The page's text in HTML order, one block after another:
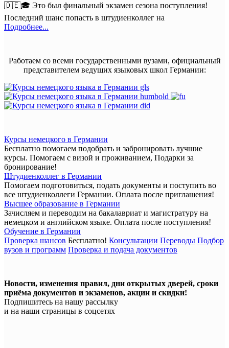
🇩🇪🎓 Это был финальный экзамен сезона поступления!
Последний шанс попасть в штудиенколлег на
Подробнее...
Работаем со всеми государственными вузами, официальный
представителем ведущих языковых школ Германии:
Курсы немецкого в Германии
Бесплатно помогаем подобрать и забронировать лучшие
курсы. Помогаем с визой и проживанием, Подарки за
бронирование!
Штудиенколлег в Германии
Помогаем подготовиться, подать документы и поступить во
все штудиенколлеги Германии. Оплата после приглашения!
Высшее образование в Германии
Зачисляем и переводим на бакалавриат и магистратуру на
немецком и английском языке. Оплата после поступления!
Обучение в Германии
Проверка шансов Бесплатно! Консультации Переводы Подбор
вузов и программ Проверка и подача документов
Новости, изменения правил, дни открытых дверей, сроки
приёма документов и экзаменов, акции и скидки!
Подпишитесь на нашу рассылку
и на наши страницы в соцсетях